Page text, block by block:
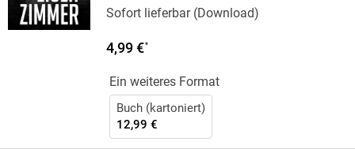
Sofort lieferbar (Download)
4,99 €*
Ein weiteres Format
Buch (kartoniert)
12,99 €